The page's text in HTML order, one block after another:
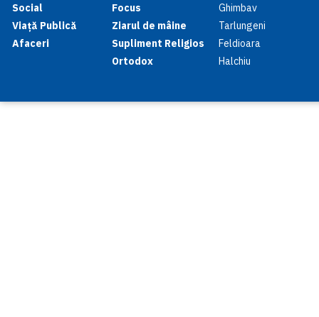
Social
Viață Publică
Afaceri
Focus
Ziarul de mâine
Supliment Religios
Ortodox
Ghimbav
Tarlungeni
Feldioara
Halchiu